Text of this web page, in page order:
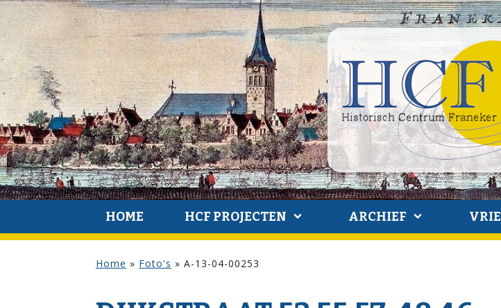
HOME HCF PROJECTEN ARCHIEF
Home » Foto's » A-13-04-00253